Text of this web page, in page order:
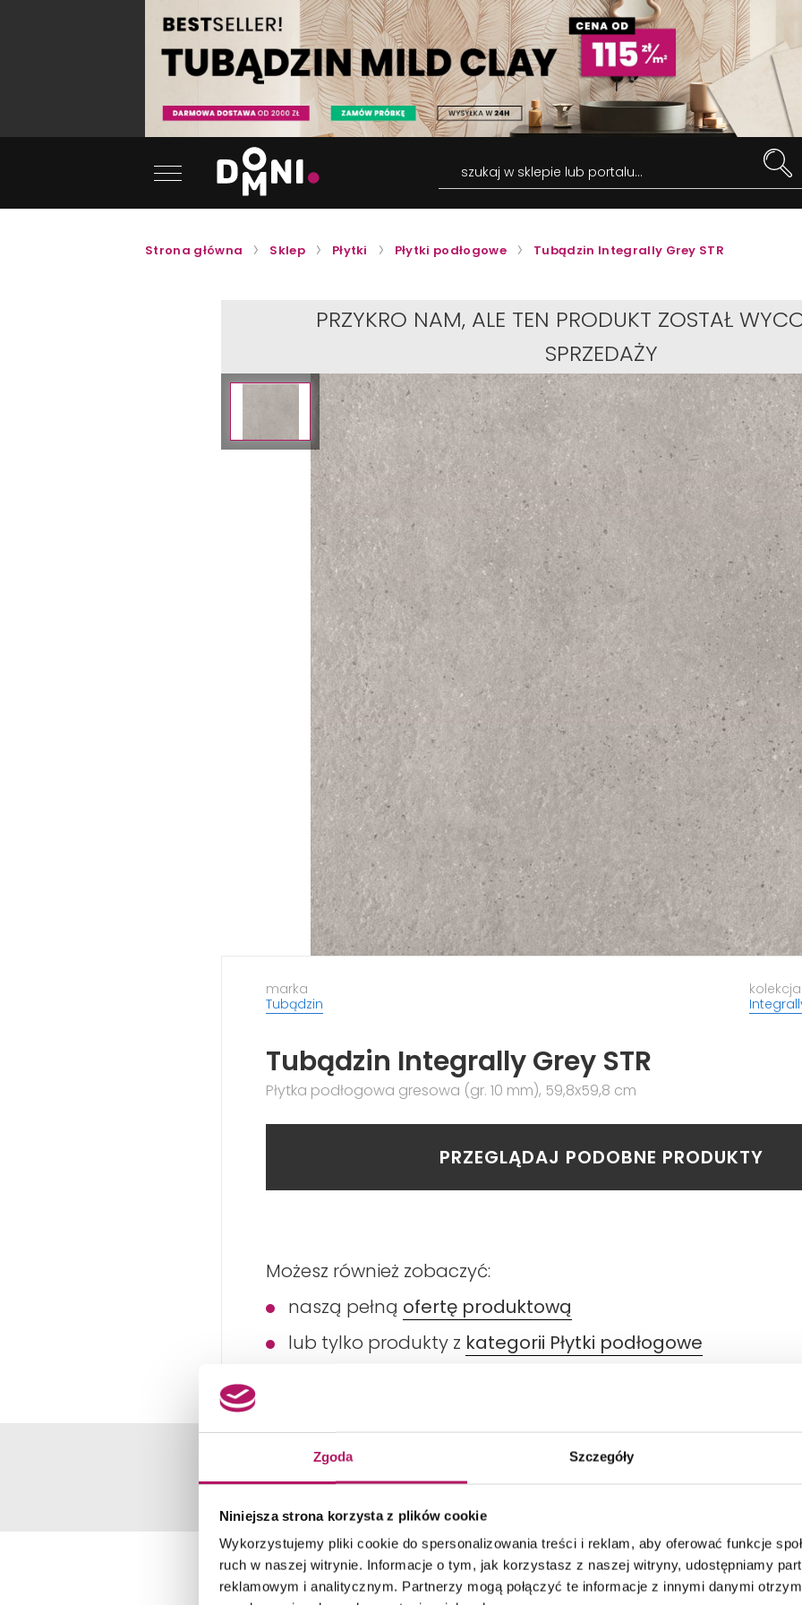
Zgoda Szczegóły
Niniejsza strona korzysta z plików cookie
Wykorzystujemy pliki cookie do spersonalizowania treści i reklam, aby oferować funkcje
ruch w naszej witrynie. Informacje o tym, jak korzystasz z naszej witryny, udostępniamy
reklamowym i analitycznym. Partnerzy mogą połączyć te informacje z innymi danymi
szukaj w sklepie lub portalu...
Strona główna Sklep Płytki Płytki podłogowe Tubądzin Integrally Grey STR
PRZYKRO NAM, ALE TEN PRODUKT ZOSTAŁ
SPRZEDAŻY
marka
Tubądzin
kolekcja
Tubądzin Integrally Grey STR
Płytka podłogowa gresowa (gr. 10 mm), 59,8x59,8 cm
PRZEGLĄDAJ PODOBNE PRODUKTY
Możesz również zobaczyć:
naszą pełną ofertę produktową
lub tylko produkty z kategorii Płytki podłogowe
OPIS DANE TECHNICZNE